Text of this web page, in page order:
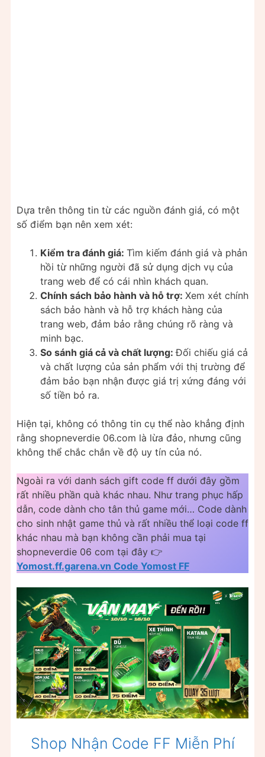
Dựa trên thông tin từ các nguồn đánh giá, có một
số điểm bạn nên xem xét:
Kiểm tra đánh giá: Tìm kiếm đánh giá và phản
hồi từ những người đã sử dụng dịch vụ của
trang web để có cái nhìn khách quan.
Chính sách bảo hành và hỗ trợ: Xem xét chính
sách bảo hành và hỗ trợ khách hàng của
trang web, đảm bảo rằng chúng rõ ràng và
minh bạc.
So sánh giá cả và chất lượng:Đối chiếu giá cả
và chất lượng của sản phẩm với thị trường để
đảm bảo bạn nhận được giá trị xứng đáng với
số tiền bỏ ra.
Hiện tại, không có thông tin cụ thể nào khẳng định
rằng shopneverdie 06.com là lừa đảo, nhưng cũng
không thể chắc chắn về độ uy tín của nó.
Ngoài ra với danh sách gift code ff dưới đây gồm
rất nhiều phần quà khác nhau. Như trang phục hấp
dẫn, code dành cho tân thủ game mới… Code dành
cho sinh nhật game thủ và rất nhiều thể loại code ff
khác nhau mà bạn không cần phải mua tại
shopneverdie 06 com tại đây 👉
Yomost.ff.garena.vn Code Yomost FF
Shop Nhận Code FF Miễn Phí